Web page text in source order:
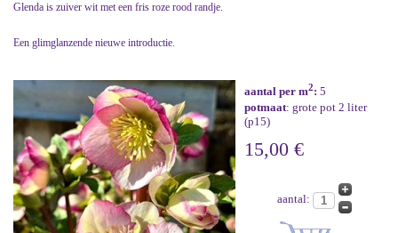
Glenda is zuiver wit met een fris roze rood randje.
Een glimglanzende nieuwe introductie.
aantal per m2: 5
potmaat: grote pot 2 liter
(p15)
15,00 €
aantal: